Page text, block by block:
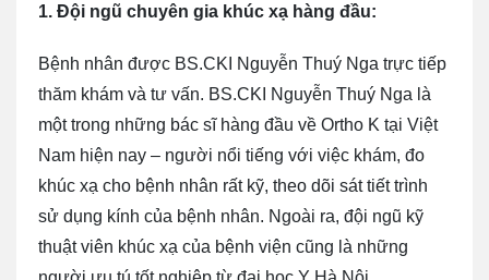
1. Đội ngũ chuyên gia khúc xạ hàng đầu:
Bệnh nhân được BS.CKI Nguyễn Thuý Nga trực tiếp
thăm khám và tư vấn. BS.CKI Nguyễn Thuý Nga là
một trong những bác sĩ hàng đầu về Ortho K tại Việt
Nam hiện nay – người nổi tiếng với việc khám, đo
khúc xạ cho bệnh nhân rất kỹ, theo dõi sát tiết trình
sử dụng kính của bệnh nhân. Ngoài ra, đội ngũ kỹ
thuật viên khúc xạ của bệnh viện cũng là những